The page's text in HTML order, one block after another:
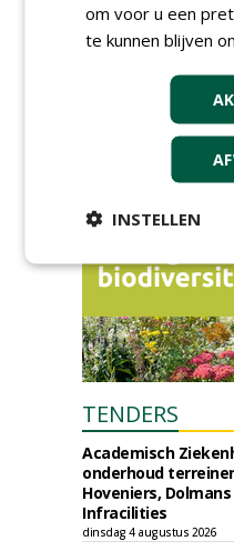
TENDERS
Academisch
onderhoud
Hoveniers,
Infracilities
dinsdag 4 augustus 2026
om voor u een
te kunnen blijven
INSTELLEN